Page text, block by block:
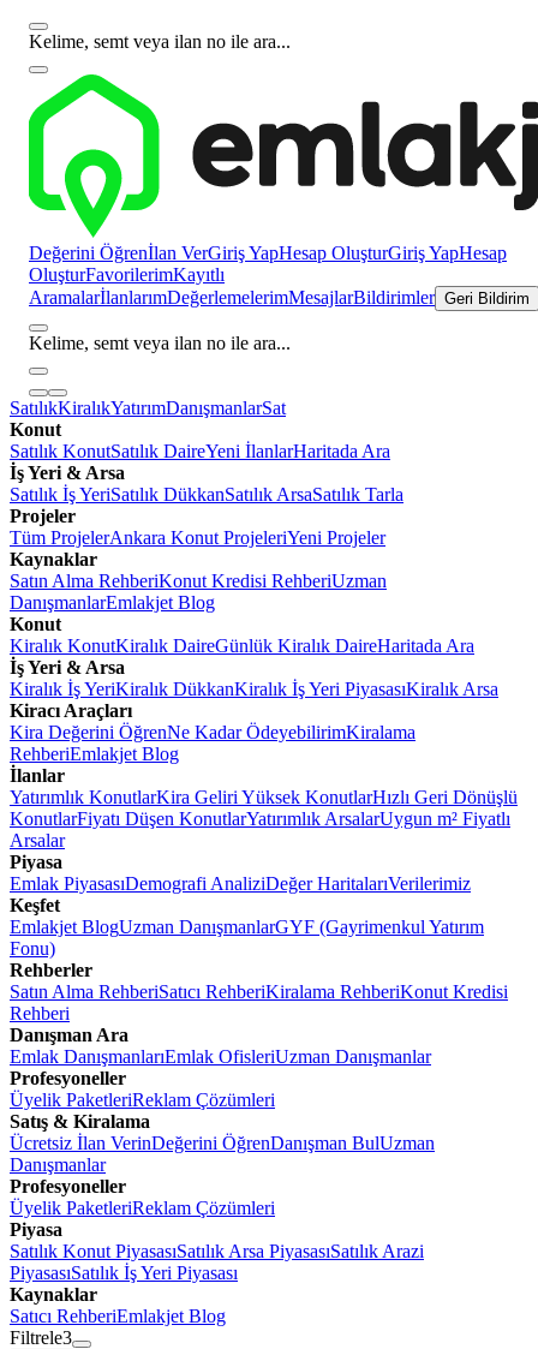
Kelime, semt veya ilan no ile ara...
Değerini Öğrenİlan VerGiriş YapHesap OluşturGiriş YapHesap
OluşturFavorilerimKayıtlı
AramalarİlanlarımDeğerlemelerimMesajlarBildirimler Geri Bildirim
Kelime, semt veya ilan no ile ara...
SatılıkKiralıkYatırımDanışmanlarSat
Konut
Satılık KonutSatılık DaireYeni İlanlarHaritada Ara
İş Yeri & Arsa
Satılık İş YeriSatılık DükkanSatılık ArsaSatılık Tarla
Projeler
Tüm ProjelerAnkara Konut ProjeleriYeni Projeler
Kaynaklar
Satın Alma RehberiKonut Kredisi RehberiUzman
DanışmanlarEmlakjet Blog
Konut
Kiralık KonutKiralık DaireGünlük Kiralık DaireHaritada Ara
İş Yeri & Arsa
Kiralık İş YeriKiralık DükkanKiralık İş Yeri PiyasasıKiralık Arsa
Kiracı Araçları
Kira Değerini ÖğrenNe Kadar ÖdeyebilirimKiralama
RehberiEmlakjet Blog
İlanlar
Yatırımlık KonutlarKira Geliri Yüksek KonutlarHızlı Geri Dönüşlü
KonutlarFiyatı Düşen KonutlarYatırımlık ArsalarUygun m² Fiyatlı
Arsalar
Piyasa
Emlak PiyasasıDemografi AnaliziDeğer HaritalarıVerilerimiz
Keşfet
Emlakjet BlogUzman DanışmanlarGYF (Gayrimenkul Yatırım
Fonu)
Rehberler
Satın Alma RehberiSatıcı RehberiKiralama RehberiKonut Kredisi
Rehberi
Danışman Ara
Emlak DanışmanlarıEmlak OfisleriUzman Danışmanlar
Profesyoneller
Üyelik PaketleriReklam Çözümleri
Satış & Kiralama
Ücretsiz İlan VerinDeğerini ÖğrenDanışman BulUzman
Danışmanlar
Profesyoneller
Üyelik PaketleriReklam Çözümleri
Piyasa
Satılık Konut PiyasasıSatılık Arsa PiyasasıSatılık Arazi
PiyasasıSatılık İş Yeri Piyasası
Kaynaklar
Satıcı RehberiEmlakjet Blog
Filtrele3